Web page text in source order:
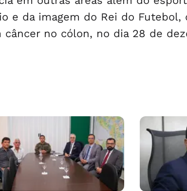
e da imagem do Rei do Futebol,
no cólon, no dia 28 de